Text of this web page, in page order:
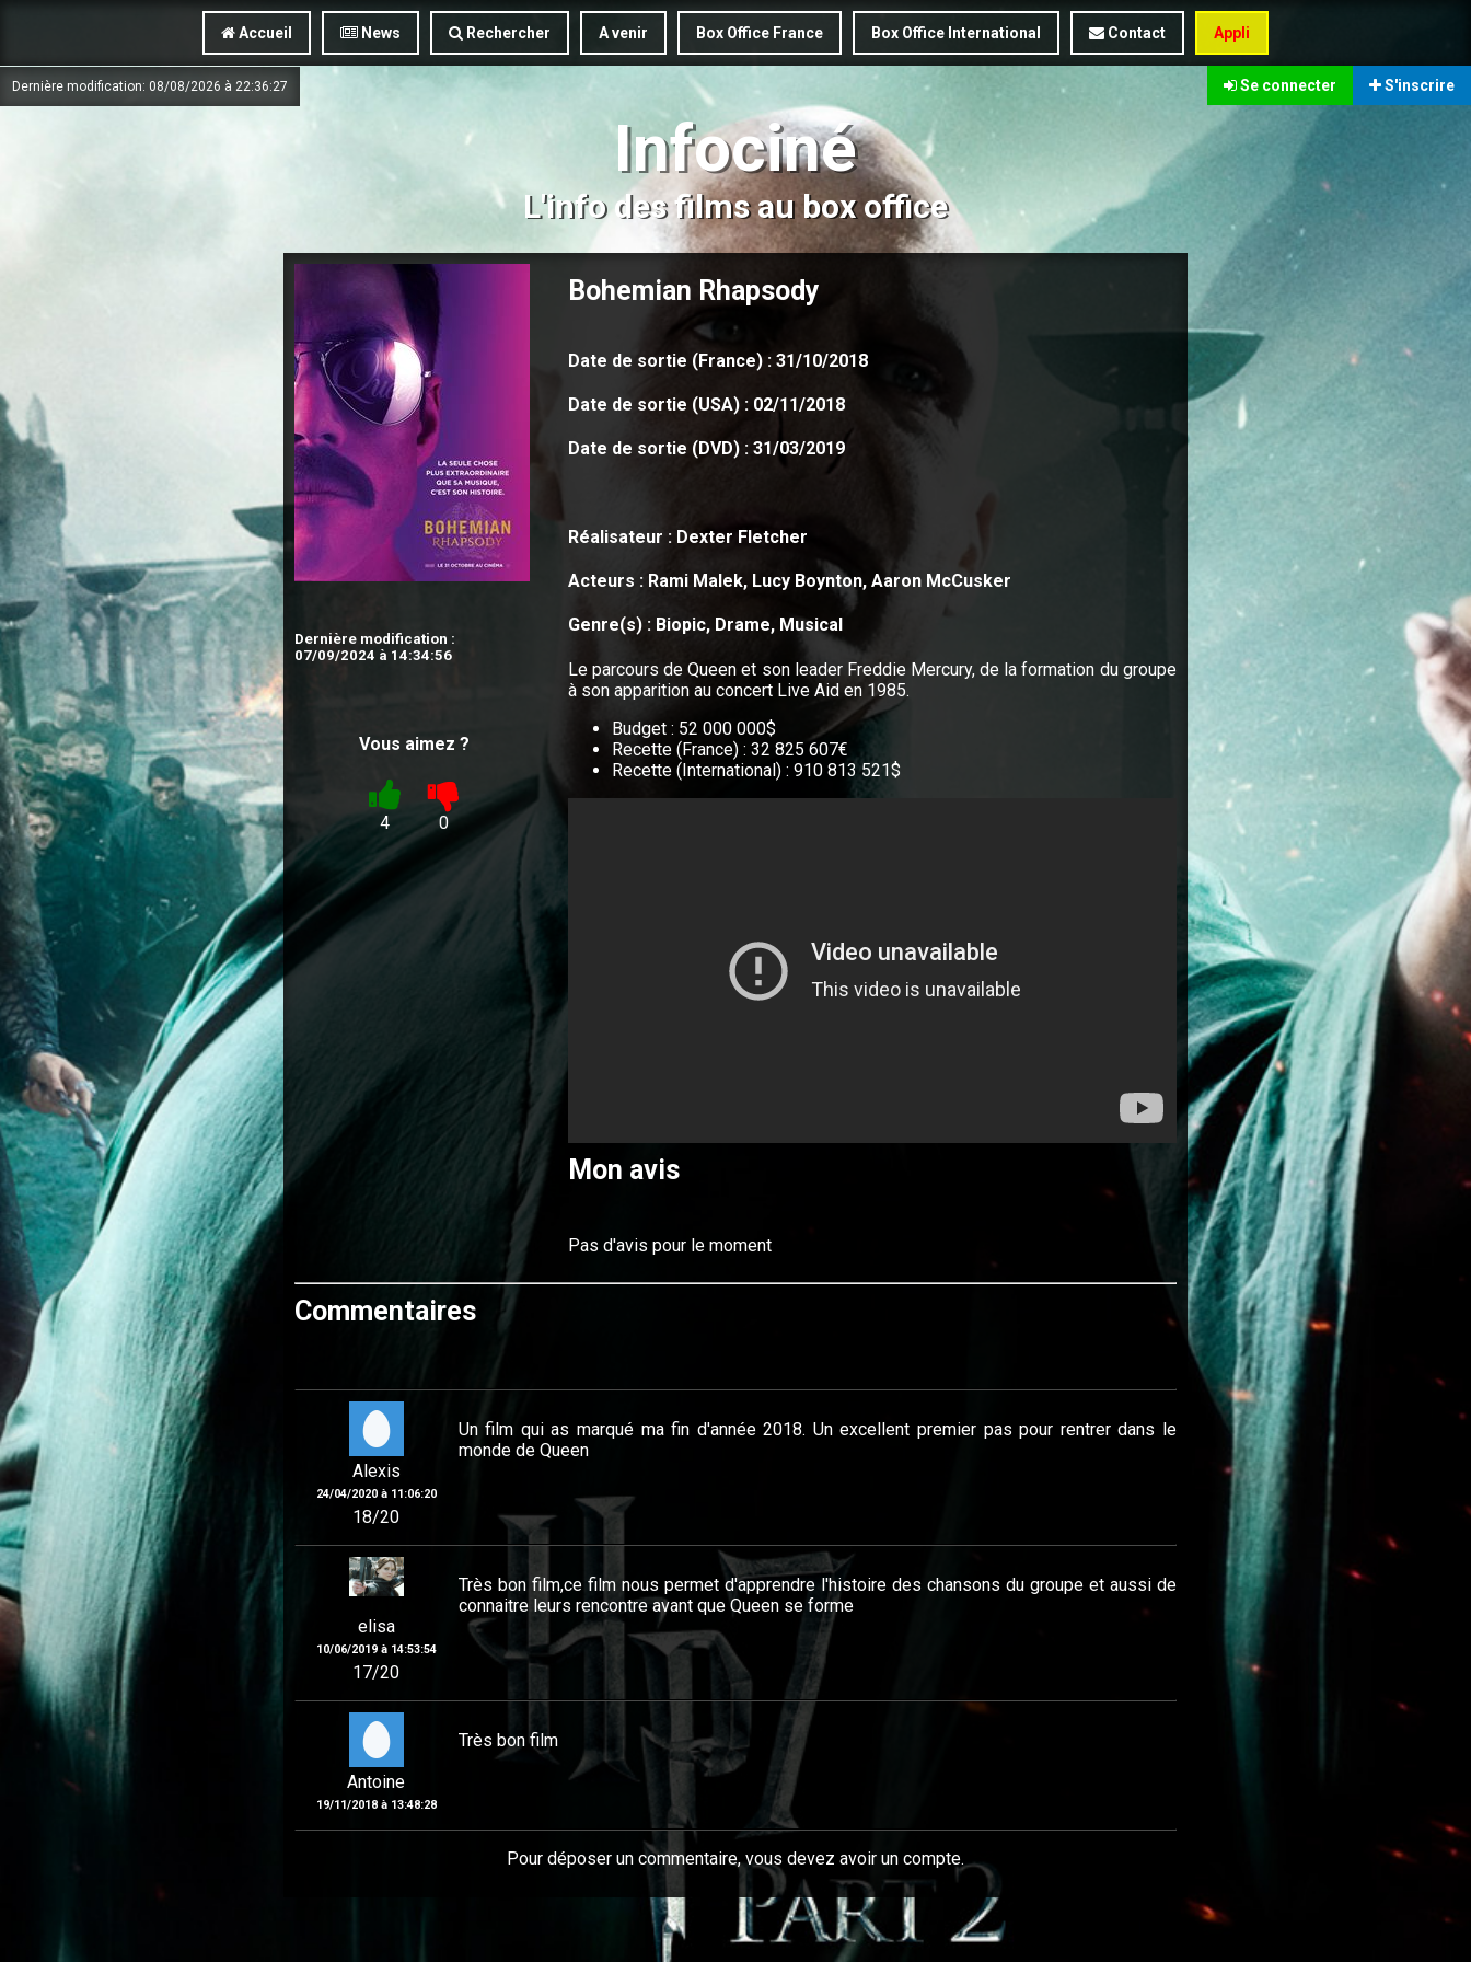
Accueil News Rechercher A venir Box Office France Box Office International Contact Appli
Se connecter S'inscrire
Dernière modification: 08/08/2026 à 22:36:27
Infociné
L'info des films au box office
Dernière modification :
07/09/2024 à 14:34:56
Vous aimez ?
4 0
Bohemian Rhapsody
Date de sortie (France) : 31/10/2018
Date de sortie (USA) : 02/11/2018
Date de sortie (DVD) : 31/03/2019
Réalisateur : Dexter Fletcher
Acteurs : Rami Malek, Lucy Boynton, Aaron McCusker
Genre(s) : Biopic, Drame, Musical
Le parcours de Queen et son leader Freddie Mercury, de la formation du groupe
à son apparition au concert Live Aid en 1985.
Budget : 52 000 000$
Recette (France) : 32 825 607€
Recette (International) : 910 813 521$
Mon avis
Pas d'avis pour le moment
Commentaires
Alexis
24/04/2020 à 11:06:20
18/20
Un film qui as marqué ma fin d'année 2018. Un excellent premier pas pour rentrer dans le
monde de Queen
elisa
10/06/2019 à 14:53:54
17/20
Très bon film,ce film nous permet d'apprendre l'histoire des chansons du groupe et aussi de
connaitre leurs rencontre avant que Queen se forme
Antoine
19/11/2018 à 13:48:28
Très bon film
Pour déposer un commentaire, vous devez avoir un compte.